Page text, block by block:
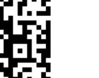
添加好友